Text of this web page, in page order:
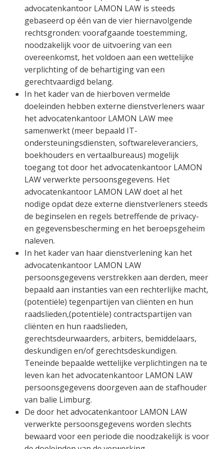
advocatenkantoor LAMON LAW is steeds
gebaseerd op één van de vier hiernavolgende
rechtsgronden: voorafgaande toestemming,
noodzakelijk voor de uitvoering van een
overeenkomst, het voldoen aan een wettelijke
verplichting of de behartiging van een
gerechtvaardigd belang.
In het kader van de hierboven vermelde
doeleinden hebben externe dienstverleners waar
het advocatenkantoor LAMON LAW mee
samenwerkt (meer bepaald IT-
ondersteuningsdiensten, softwareleveranciers,
boekhouders en vertaalbureaus) mogelijk
toegang tot door het advocatenkantoor LAMON
LAW verwerkte persoonsgegevens. Het
advocatenkantoor LAMON LAW doet al het
nodige opdat deze externe dienstverleners steeds
de beginselen en regels betreffende de privacy-
en gegevensbescherming en het beroepsgeheim
naleven.
In het kader van haar dienstverlening kan het
advocatenkantoor LAMON LAW
persoonsgegevens verstrekken aan derden, meer
bepaald aan instanties van een rechterlijke macht,
(potentiële) tegenpartijen van cliënten en hun
raadslieden,(potentiële) contractspartijen van
cliënten en hun raadslieden,
gerechtsdeurwaarders, arbiters, bemiddelaars,
deskundigen en/of gerechtsdeskundigen.
Teneinde bepaalde wettelijke verplichtingen na te
leven kan het advocatenkantoor LAMON LAW
persoonsgegevens doorgeven aan de stafhouder
van balie Limburg.
De door het advocatenkantoor LAMON LAW
verwerkte persoonsgegevens worden slechts
bewaard voor een periode die noodzakelijk is voor